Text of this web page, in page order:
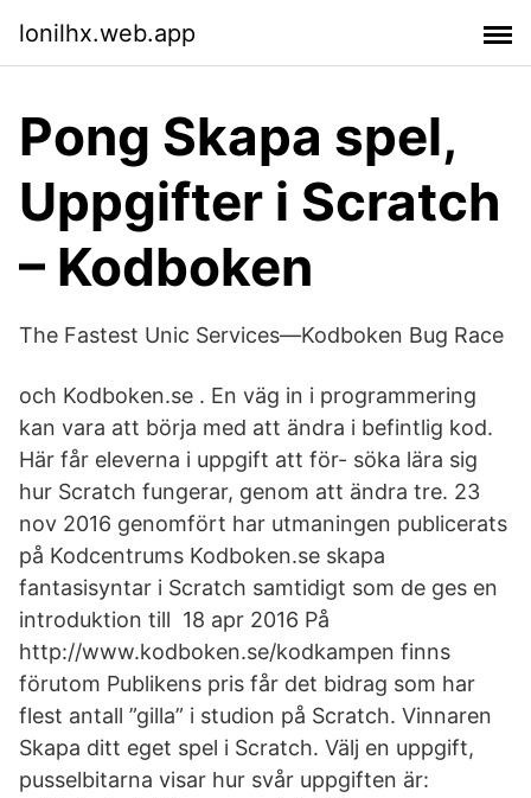
lonilhx.web.app
Pong Skapa spel,
Uppgifter i Scratch
– Kodboken
The Fastest Unic Services—Kodboken Bug Race
och Kodboken.se . En väg in i programmering
kan vara att börja med att ändra i befintlig kod.
Här får eleverna i uppgift att för- söka lära sig
hur Scratch fungerar, genom att ändra tre. 23
nov 2016 genomfört har utmaningen publicerats
på Kodcentrums Kodboken.se skapa
fantasisyntar i Scratch samtidigt som de ges en
introduktion till 18 apr 2016 På
http://www.kodboken.se/kodkampen finns
förutom Publikens pris får det bidrag som har
flest antall ”gilla” i studion på Scratch. Vinnaren
Skapa ditt eget spel i Scratch. Välj en uppgift,
pusselbitarna visar hur svår uppgiften är: